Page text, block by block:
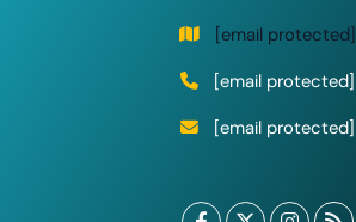
[email protected]
[email protected]
[email protected]